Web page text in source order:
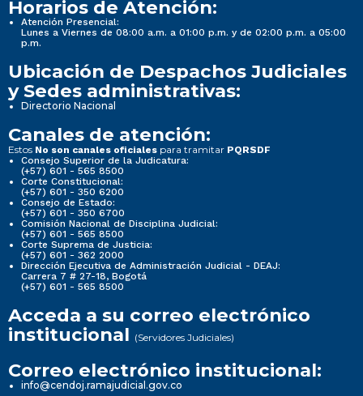
Horarios de Atención:
Atención Presencial:
Lunes a Viernes de 08:00 a.m. a 01:00 p.m. y de 02:00 p.m. a 05:00
p.m.
Ubicación de Despachos Judiciales
y Sedes administrativas:
Directorio Nacional
Canales de atención:
Estos No son canales oficiales para tramitar PQRSDF
Consejo Superior de la Judicatura:
(+57) 601 - 565 8500
Corte Constitucional:
(+57) 601 - 350 6200
Consejo de Estado:
(+57) 601 - 350 6700
Comisión Nacional de Disciplina Judicial:
(+57) 601 - 565 8500
Corte Suprema de Justicia:
(+57) 601 - 362 2000
Dirección Ejecutiva de Administración Judicial - DEAJ:
Carrera 7 # 27-18, Bogotá
(+57) 601 - 565 8500
Acceda a su correo electrónico
institucional (Servidores Judiciales)
Correo electrónico institucional:
info@cendoj.ramajudicial.gov.co